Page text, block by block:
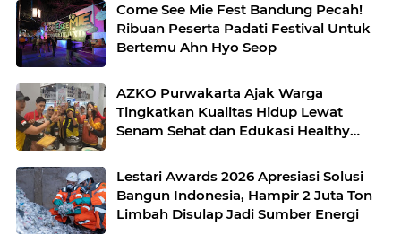
Come See Mie Fest Bandung Pecah!
Ribuan Peserta Padati Festival Untuk
Bertemu Ahn Hyo Seop
AZKO Purwakarta Ajak Warga
Tingkatkan Kualitas Hidup Lewat
Senam Sehat dan Edukasi Healthy
Lestari Awards 2026 Apresiasi Solusi
Bangun Indonesia, Hampir 2 Juta Ton
Limbah Disulap Jadi Sumber Energi